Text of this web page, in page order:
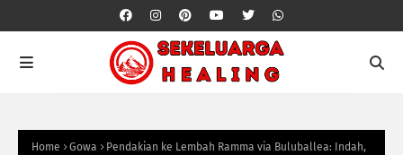
Home Gowa
Pendakian ke Lembah Ramma via Buluballea: Indah,